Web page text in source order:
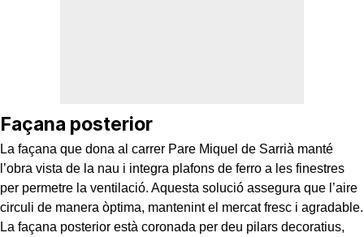
Façana posterior
La façana que dona al carrer Pare Miquel de Sarrià manté
l’obra vista de la nau i integra plafons de ferro a les finestres
per permetre la ventilació. Aquesta solució assegura que l’aire
circuli de manera òptima, mantenint el mercat fresc i agradable.
La façana posterior està coronada per deu pilars decoratius,